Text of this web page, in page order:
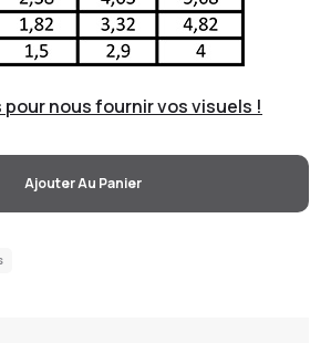
nous fournir vos visuels !
Ajouter Au Panier